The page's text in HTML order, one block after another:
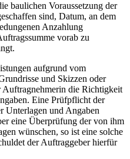
baulichen Voraussetzung der
sind, Datum, an dem
Anzahlung
vorab zu
aufgrund vom
und Skizzen oder
Auftragnehmerin die Richtigkeit
Eine Prüfpflicht der
Unterlagen und Angaben
eine Überprüfung der von ihm
wünschen, so ist eine solche
der Auftraggeber hierfür